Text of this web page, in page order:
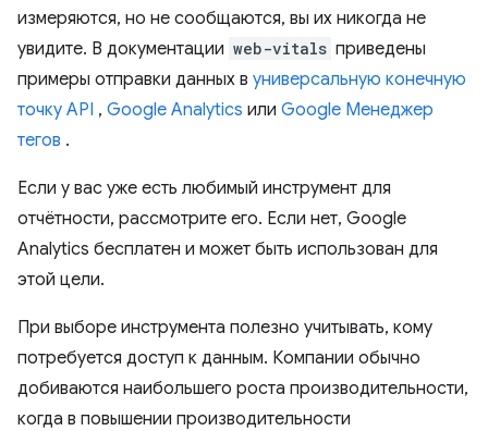
измеряются, но не сообщаются, вы их никогда не
увидите. В документации web-vitals приведены
примеры отправки данных в универсальную конечную
точку API , Google Analytics или Google Менеджер
тегов .
Если у вас уже есть любимый инструмент для
отчётности, рассмотрите его. Если нет, Google
Analytics бесплатен и может быть использован для
этой цели.
При выборе инструмента полезно учитывать, кому
потребуется доступ к данным. Компании обычно
добиваются наибольшего роста производительности,
когда в повышении производительности